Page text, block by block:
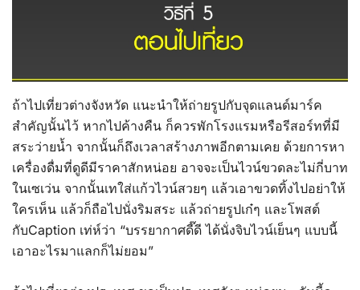
ถ้าไปเที่ยวต่างจังหวัด แนะนำให้ถ่ายรูปกับจุดแลนด์มาร์ค
สำคัญนั้นไว้ หากไปค้างคืน ก็ควรพักโรงแรมหรือรีสอร์ทที่มี
สระว่ายน้ำ จากนั้นก็ถึงเวลาสร้างภาพอีกตามเคย ด้วยการหา
เครื่องดื่มที่ดูดีมีราคาสักหน่อย อาจจะเป็นไวน์ขวดละไม่กี่บาท
ในเซเว่น จากนั้นเทใส่แก้วไวน์สวยๆ แล้วเอาขวดทิ้งไปอย่าให้
ใครเห็น แล้วก็ถือไปนั่งริมสระ แล้วถ่ายรูปเก๋ๆ และโพสต์
กับCaption เท่ห์ว่า “บรรยากาศดี๊ดี ได้นั่งจิบไวน์เย็นๆ แบบนี้
เอาอะไรมาแลกก็ไม่ยอม”